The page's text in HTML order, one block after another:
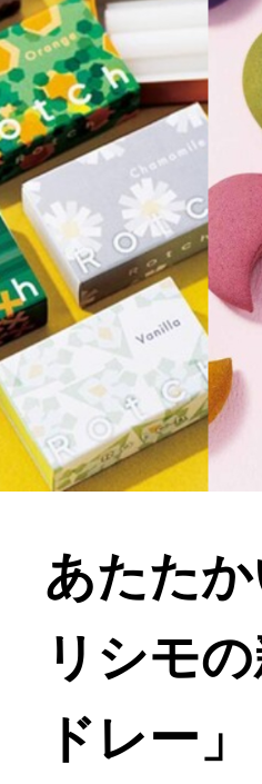
あたた
リシモ
ドレー」